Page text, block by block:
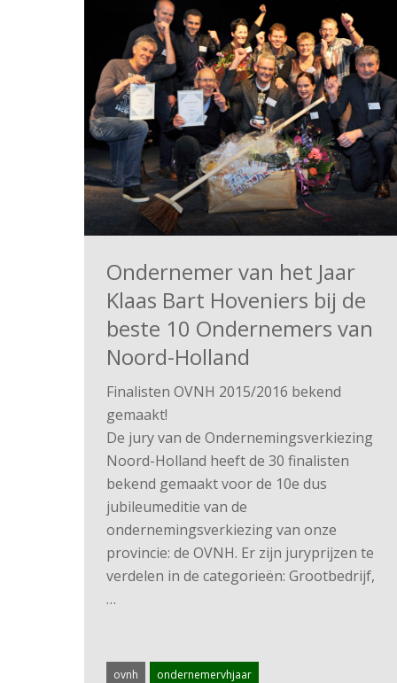
Ondernemer van het Jaar
Klaas Bart Hoveniers bij de
beste 10 Ondernemers van
Noord-Holland
Finalisten OVNH 2015/2016 bekend
gemaakt!
De jury van de Ondernemingsverkiezing
Noord-Holland heeft de 30 finalisten
bekend gemaakt voor de 10e dus
jubileumeditie van de
ondernemingsverkiezing van onze
provincie: de OVNH. Er zijn juryprijzen te
verdelen in de categorieën: Grootbedrijf,
…
ovnh ondernemervhjaar